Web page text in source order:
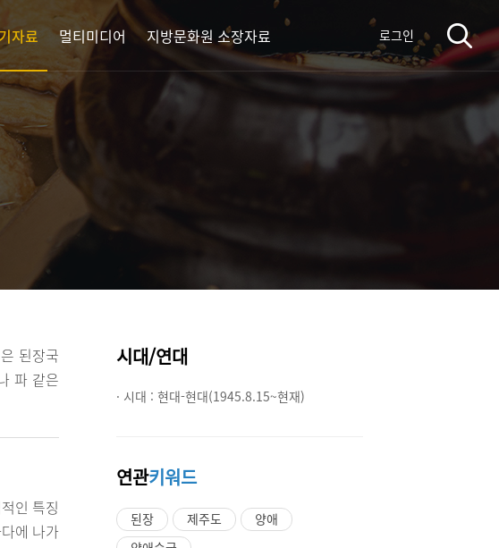
자료 멀티미디어 지방문화원 소장자료 로그인
된장국
파 같은
인 특징
에 나가
시대/연대
· 시대 : 현대-현대(1945.8.15~현재)
연관키워드
된장 제주도
양애